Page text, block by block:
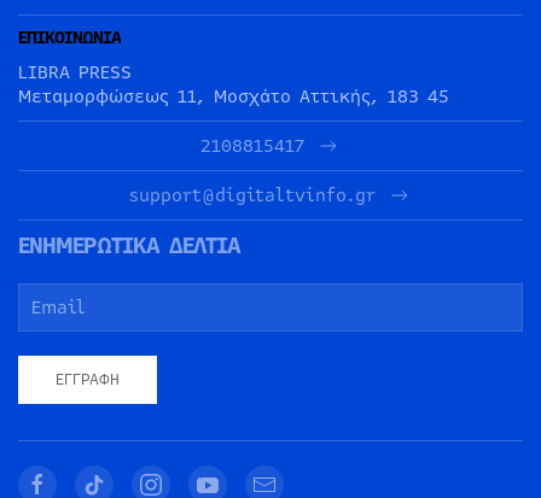
ΕΠΙΚΟΙΝΩΝΙΑ
LIBRA PRESS
Μεταμορφώσεως 11, Μοσχάτο Αττικής, 183 45
2108815417
support@digitaltvinfo.gr
ΕΝΗΜΕΡΩΤΙΚΑ ΔΕΛΤΙΑ
ΕΓΓΡΑΦΉ